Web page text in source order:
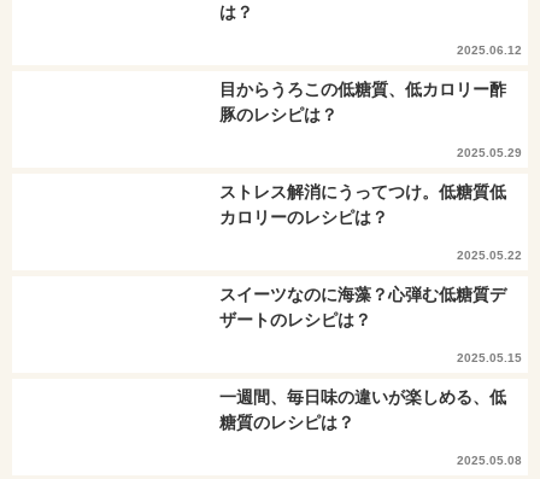
は？
2025.06.12
目からうろこの低糖質、低カロリー酢
豚のレシピは？
2025.05.29
ストレス解消にうってつけ。低糖質低
カロリーのレシピは？
2025.05.22
スイーツなのに海藻？心弾む低糖質デ
ザートのレシピは？
2025.05.15
一週間、毎日味の違いが楽しめる、低
糖質のレシピは？
2025.05.08